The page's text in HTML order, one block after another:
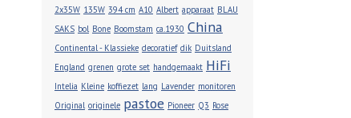
2x35W 135W 394 cm A10 Albert apparaat BLAU
SAKS bol Bone Boomstam ca.1930 China
Continental - Klassieke decoratief dik Duitsland
England grenen grote set handgemaakt HiFi
Intelia Kleine koffiezet lang Lavender monitoren
Original originele pastoe Pioneer Q3 Rose